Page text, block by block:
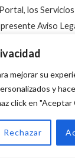
mejorar su
y
click en "Aceptar
Rechazar
los
Aviso
diligente y
Tercer
y no verificar
vigencia,
que los
a otros